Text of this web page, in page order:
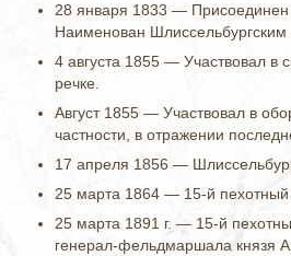
28 января 1833 — Присоединен
Наименован Шлиссельбургским
4 августа 1855 — Участвовал в
речке.
Август 1855 — Участвовал в
частности, в отражении
17 апреля 1856 —
25 марта 1864 — 15-й пехотный
25 марта 1891 г. — 15-й
генерал-фельдмаршала князя